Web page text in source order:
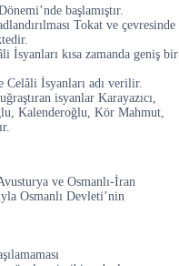
başlamıştır.
Tokat ve çevresinde
İsyanları kısa zamanda geniş bir
Celâli İsyanları adı verilir.
isyanlar Karayazıcı,
Kalenderoğlu, Kör Mahmut,
ve Osmanlı-İran
Osmanlı Devleti’nin